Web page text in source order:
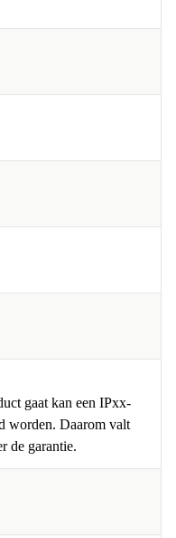
gaat kan een IPxx-
worden. Daarom valt
de garantie.